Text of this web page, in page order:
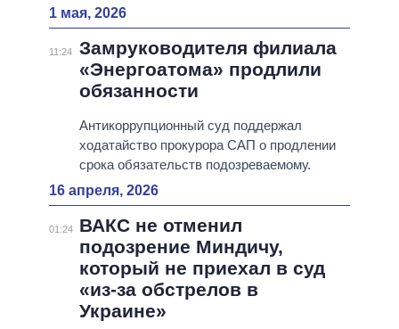
1 мая, 2026
11:24
Замруководителя филиала
«Энергоатома» продлили
обязанности
Антикоррупционный суд поддержал
ходатайство прокурора САП о продлении
срока обязательств подозреваемому.
16 апреля, 2026
01:24
ВАКС не отменил
подозрение Миндичу,
который не приехал в суд
«из-за обстрелов в
Украине»